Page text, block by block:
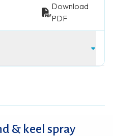
Download
PDF
& keel spray